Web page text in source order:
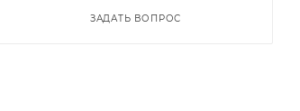
ЗАДАТЬ ВОПРОС